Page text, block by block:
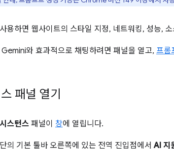
용하면 웹사이트의 스타일 지정, 네트워킹, 성능,
와 효과적으로 채팅하려면 패널을 열고, 프롬
패널 열기
스턴스 패널이 창에 열립니다.
의 기본 툴바 오른쪽에 있는 전역 진입점에서AI 지